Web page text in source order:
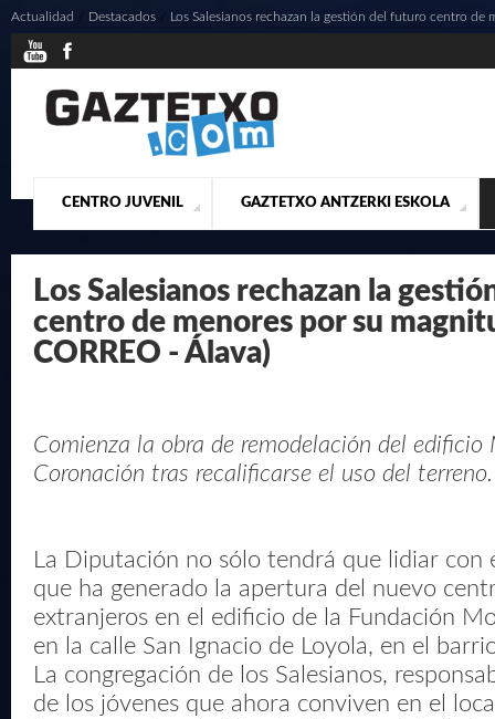
CENTRO JUVENIL
¿QUIENES SOMOS? ACTUALIDAD CONTACTO
GAZTETXO ANTZERKI ESKOLA
PRESENTACIÓN MUSICALES
Actualidad Destacados Los Salesianos rechazan la gestión del futuro centro de
Los Salesianos rechazan la
centro de menores por su
CORREO - Álava)
Comienza la obra de remodelación del edificio
Coronación tras recalificarse el uso del terreno.
La Diputación no sólo tendrá que lidiar con
que ha generado la apertura del nuevo
extranjeros en el edificio de la Fundación
en la calle San Ignacio de Loyola, en el
La congregación de los Salesianos,
de los jóvenes que ahora conviven en el